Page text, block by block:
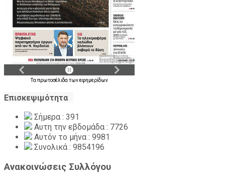
Ταπρωτοσέλιδατωνεφημερίδων
Επισκεψιμότητα
Σήμερα : 391
Αυτη την εβδομάδα : 7726
Αυτόν το μήνα : 9981
Συνολικά : 9854196
Ανακοινώσεις Συλλόγου